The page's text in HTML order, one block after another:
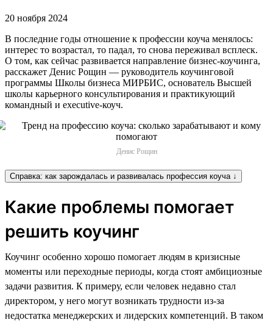
20 ноября 2024
В последние годы отношение к профессии коуча менялось:
интерес то возрастал, то падал, то снова переживал всплеск.
О том, как сейчас развивается направление бизнес-коучинга,
расскажет Денис Рощин — руководитель коучинговой
программы Школы бизнеса МИРБИС, основатель Высшей
школы карьерного консультирования и практикующий
командный и executive-коуч.
Денис Рощин
Справка: как зарождалась и развивалась профессия коуча ↓
Какие проблемы помогает
решить коучинг
Коучинг особенно хорошо помогает людям в кризисные
моменты или переходные периоды, когда стоят амбициозные
задачи развития. К примеру, если человек недавно стал
директором, у него могут возникать трудности из-за
недостатка менеджерских и лидерских компетенций. В таком